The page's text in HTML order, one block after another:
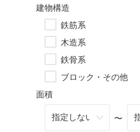
建物構造
鉄筋系
木造系
鉄骨系
ブロック・その他
面積
〜